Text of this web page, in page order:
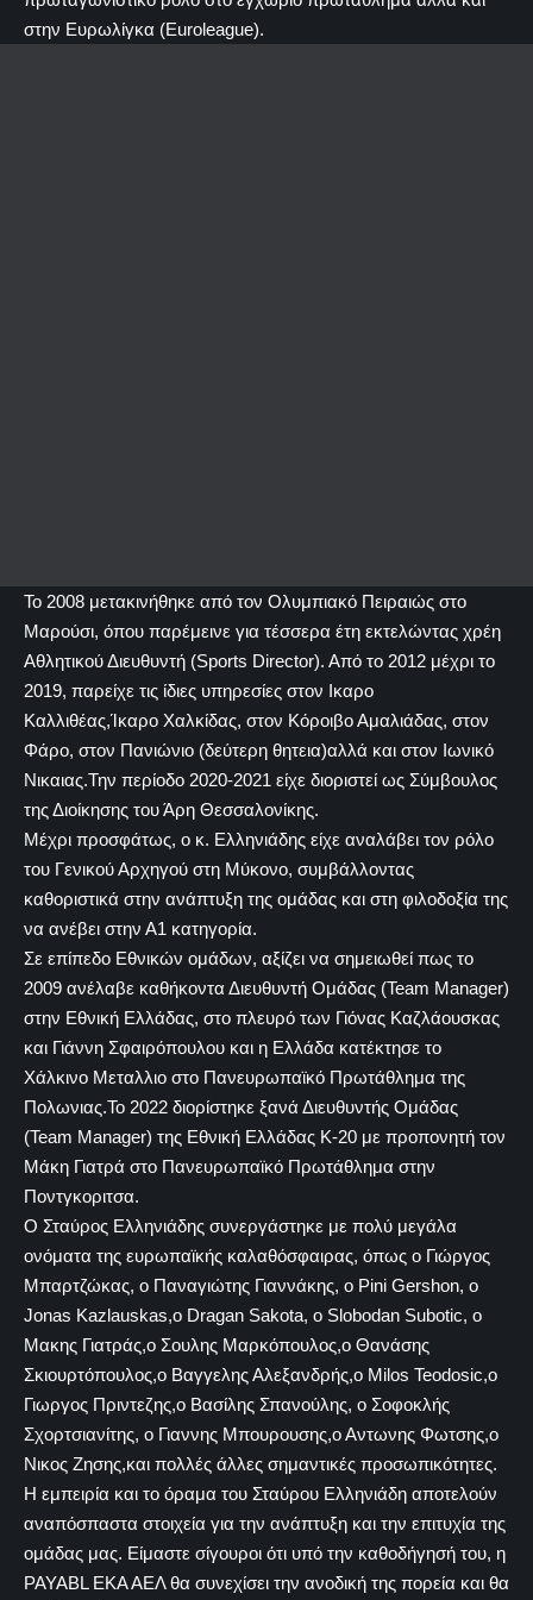
στην Ευρωλίγκα (Euroleague).
Το 2008 μετακινήθηκε από τον Ολυμπιακό Πειραιώς στο
Μαρούσι, όπου παρέμεινε για τέσσερα έτη εκτελώντας χρέη
Αθλητικού Διευθυντή (Sports Director). Από το 2012 μέχρι το
2019, παρείχε τις ίδιες υπηρεσίες στον Ικαρο
Καλλιθέας,Ίκαρο Χαλκίδας, στον Κόροιβο Αμαλιάδας, στον
Φάρο, στον Πανιώνιο (δεύτερη θητεια)αλλά και στον Ιωνικό
Νικαιας.Την περίοδο 2020-2021 είχε διοριστεί ως Σύμβουλος
της Διοίκησης του Άρη Θεσσαλονίκης.
Μέχρι προσφάτως, ο κ. Ελληνιάδης είχε αναλάβει τον ρόλο
του Γενικού Αρχηγού στη Μύκονο, συμβάλλοντας
καθοριστικά στην ανάπτυξη της ομάδας και στη φιλοδοξία της
να ανέβει στην Α1 κατηγορία.
Σε επίπεδο Εθνικών ομάδων, αξίζει να σημειωθεί πως το
2009 ανέλαβε καθήκοντα Διευθυντή Ομάδας (Team Manager)
στην Εθνική Ελλάδας, στο πλευρό των Γιόνας Καζλάουσκας
και Γιάννη Σφαιρόπουλου και η Ελλάδα κατέκτησε το
Χάλκινο Μεταλλιο στο Πανευρωπαϊκό Πρωτάθλημα της
Πολωνιας.Το 2022 διορίστηκε ξανά Διευθυντής Ομάδας
(Team Manager) της Εθνική Ελλάδας Κ-20 με προπονητή τον
Μάκη Γιατρά στο Πανευρωπαϊκό Πρωτάθλημα στην
Ποντγκοριτσα.
Ο Σταύρος Ελληνιάδης συνεργάστηκε με πολύ μεγάλα
ονόματα της ευρωπαϊκής καλαθόσφαιρας, όπως ο Γιώργος
Μπαρτζώκας, ο Παναγιώτης Γιαννάκης, ο Pini Gershon, ο
Jonas Kazlauskas,ο Dragan Sakota, ο Slobodan Subotic, ο
Μακης Γιατράς,ο Σουλης Μαρκόπουλος,ο Θανάσης
Σκιουρτόπουλος,ο Βαγγελης Αλεξανδρής,ο Milos Teodosic,ο
Γιωργος Πριντεζης,ο Βασίλης Σπανούλης, ο Σοφοκλής
Σχορτσιανίτης, ο Γιαννης Μπουρουσης,ο Αντωνης Φωτσης,ο
Νικος Ζησης,και πολλές άλλες σημαντικές προσωπικότητες.
Η εμπειρία και το όραμα του Σταύρου Ελληνιάδη αποτελούν
αναπόσπαστα στοιχεία για την ανάπτυξη και την επιτυχία της
ομάδας μας. Είμαστε σίγουροι ότι υπό την καθοδήγησή του, η
PAYABL ΕΚΑ ΑΕΛ θα συνεχίσει την ανοδική της πορεία και θα